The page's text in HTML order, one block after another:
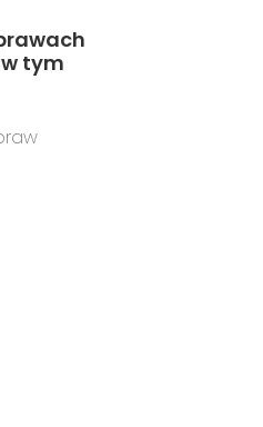
tym